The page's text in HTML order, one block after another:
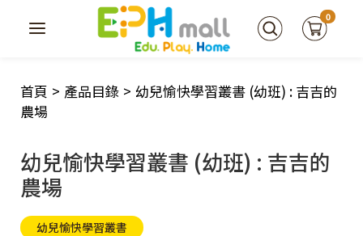
0
首頁 > 產品目錄 > 幼兒愉快學習叢書 (幼班) : 吉吉的
農場
幼兒愉快學習叢書 (幼班) : 吉吉的
農場
幼兒愉快學習叢書